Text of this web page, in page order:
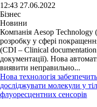
12:43 27.06.2022
Бізнес
Новини
Компанія Aesop
розробку у сфері
(CDI – Clinical documentation
документації). Нова
виявити неправильно...
Нова технологія
досліджувати молекули у
флуоресцентних сенсорів